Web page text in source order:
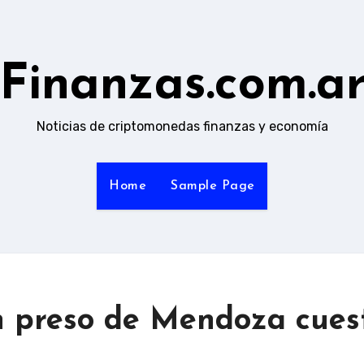
Noticias de criptomonedas finanzas y economía
Home Sample Page
de Mendoza